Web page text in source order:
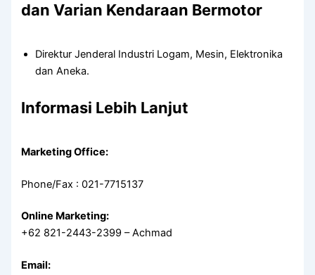
dan Varian Kendaraan Bermotor
Direktur Jenderal Industri Logam, Mesin, Elektronika
dan Aneka.
Informasi Lebih Lanjut
Marketing Office:
Phone/Fax : 021-7715137
Online Marketing:
+62 821-2443-2399 – Achmad
Email: